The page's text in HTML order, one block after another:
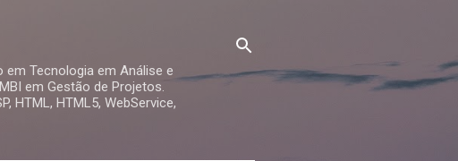
Tecnologia em Análise e
em Gestão de Projetos.
HTML, HTML5, WebService,